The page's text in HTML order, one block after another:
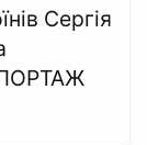
Сергія